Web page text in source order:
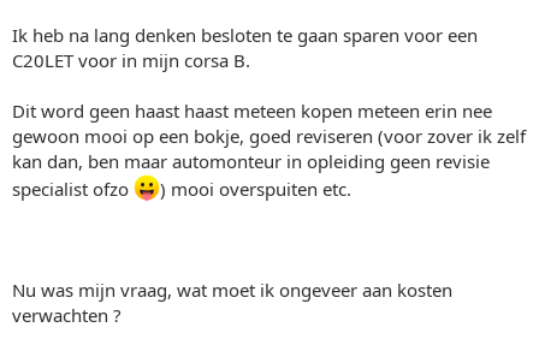
Ik heb na lang denken besloten te gaan sparen voor een
C20LET voor in mijn corsa B.
Dit word geen haast haast meteen kopen meteen erin nee
gewoon mooi op een bokje, goed reviseren (voor zover ik zelf
kan dan, ben maar automonteur in opleiding geen revisie
specialist ofzo
) mooi overspuiten etc.
Nu was mijn vraag, wat moet ik ongeveer aan kosten
verwachten ?